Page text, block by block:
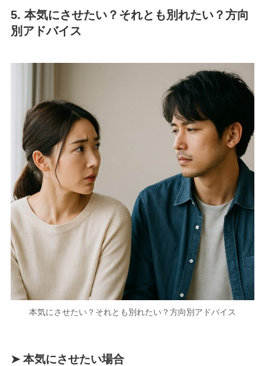
5. 本気にさせたい？それとも別れたい？方向
別アドバイス
本気にさせたい？それとも別れたい？方向別アドバイス
➤ 本気にさせたい場合